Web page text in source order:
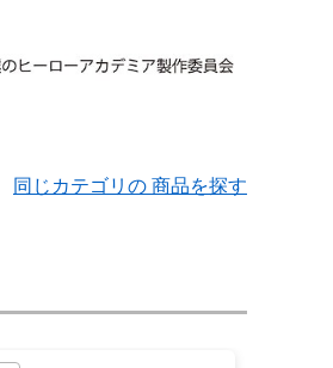
同じカテゴリの 商品を探す